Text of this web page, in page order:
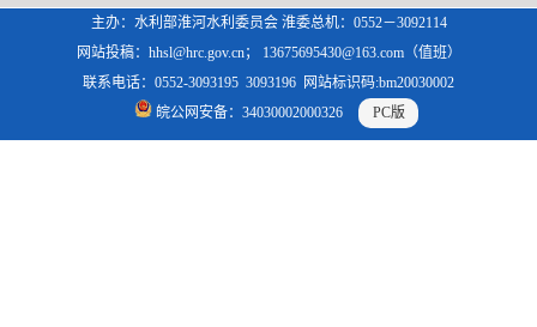
主办：水利部淮河水利委员会 淮委总机：0552－3092114
网站投稿：hhsl@hrc.gov.cn； 13675695430@163.com（值班）
联系电话：0552-3093195 3093196 网站标识码:bm20030002
皖公网安备：34030002000326
PC版